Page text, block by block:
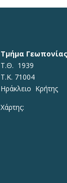
Τμήμα Γεωπονίας
Τ.Θ. 1939
Τ.Κ. 71004
Ηράκλειο Κρήτης
Χάρτης: